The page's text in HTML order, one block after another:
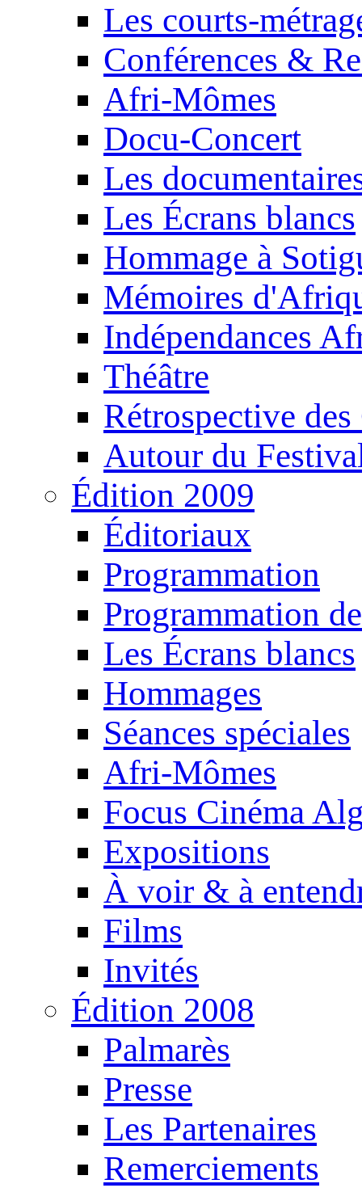
Les courts-
Conférences &
Afri-Mômes
Docu-Concert
Les
Les Écrans blancs
Hommage à
Mémoires
Indépendances
Théâtre
Rétrospective
Autour du
Édition 2009
Éditoriaux
Programmation
Programmation
Les Écrans blancs
Hommages
Séances spéciales
Afri-Mômes
Focus Cinéma
Expositions
À voir & à
Films
Invités
Édition 2008
Palmarès
Presse
Les Partenaires
Remerciements